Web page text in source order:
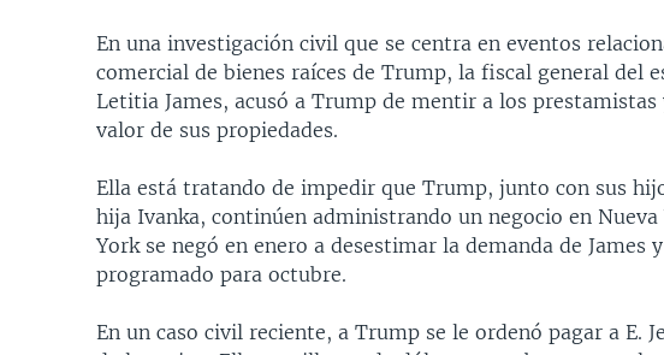
En una investigación civil que se centra en eventos
comercial de bienes raíces de Trump, la fiscal general del
Letitia James, acusó a Trump de mentir a los prestamistas
valor de sus propiedades.
Ella está tratando de impedir que Trump, junto con sus
hija Ivanka, continúen administrando un negocio en Nueva
York se negó en enero a desestimar la demanda de James
programado para octubre.
En un caso civil reciente, a Trump se le ordenó pagar a E.